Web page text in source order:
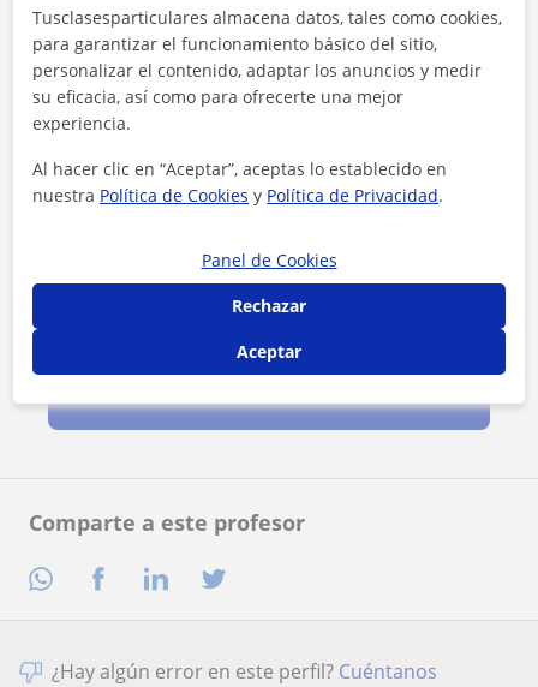
Comparte a este profesor
¿Hay algún error en este perfil? Cuéntanos
Tusclasesparticulares almacena datos, tales como cookies,
para garantizar el funcionamiento básico del sitio,
personalizar el contenido, adaptar los anuncios y medir
su eficacia, así como para ofrecerte una mejor
experiencia.
Al hacer clic en “Aceptar”, aceptas lo establecido en
nuestra Política de Cookies y Política de Privacidad.
Panel de Cookies
Rechazar
Aceptar